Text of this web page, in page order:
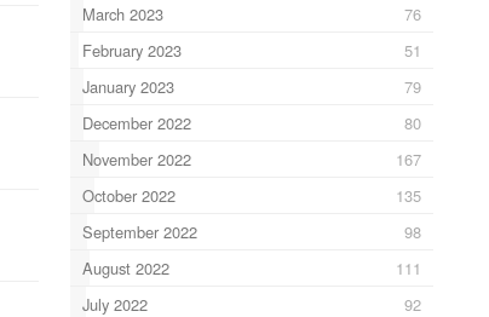
March 2023
76
February 2023
51
January 2023
79
December 2022
80
November 2022
167
October 2022
135
September 2022
98
August 2022
111
July 2022
92